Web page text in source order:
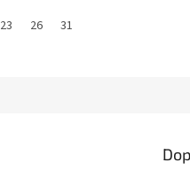
23 26 31